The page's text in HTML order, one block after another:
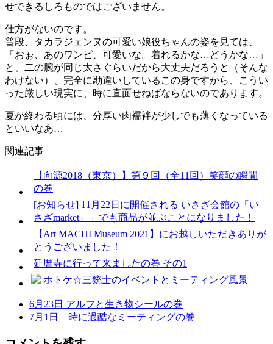
せできるしろものではございません。
仕方がないのです。
普段、タカラジェンヌの可愛い娘役ちゃんの姿を見ては、
「おぉ、あのワンピ、可愛いな。着れるかな…どうかな…」
と、二の腕が同じ太さぐらいだから大丈夫だろうと（そんな
わけない）、完全に勘違いしているこの身ですから、こうい
った厳しい現実に、時に直面せねばならないのであります。
夏が終わる頃には、分厚い肉襦袢が少しでも薄くなっている
といいなあ…
関連記事
【向源2018（東京）】第９回（全11回）笑顔の瞬間
の巻
[お知らせ] 11月22日に開催される いさざ会館の「い
さざmarket」」でも商品が並ぶことになりました！
【Art MACHI Museum 2021】にお越しいただきありが
とうございました！
延暦寺に行って来ましたの巻 その1
ホトケ☆三銃士のイベントとミーティング風景
6月23日 アルフと生き物シールの巻
7月1日 時に過酷なミーティングの巻